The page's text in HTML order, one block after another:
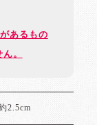
あるもの
。
2.5cm